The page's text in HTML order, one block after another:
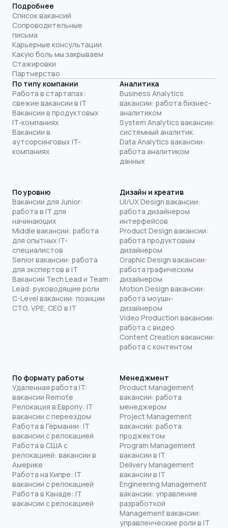
Подробнее
Список вакансий
Сопроводительные
письма
Карьерные консультации
Какую боль мы закрываем
Стажировки
Партнерство
По типу компании
Работа в стартапах:
свежие вакансии в IT
Вакансии в продуктовых
IT-компаниях
Вакансии в
аутсорсинговых IT-
компаниях
Аналитика
Business Analytics
вакансии: работа бизнес-
аналитиком
System Analytics вакансии:
системный аналитик
Data Analytics вакансии:
работа аналитиком
данных
По уровню
Вакансии для Junior:
работа в IT для
начинающих
Middle вакансии: работа
для опытных IT-
специалистов
Senior вакансии: работа
для экспертов в IT
Вакансии Tech Lead и Team
Lead: руководящие роли
C-Level вакансии: позиции
CTO, VPE, CEO в IT
Дизайн и креатив
UI/UX Design вакансии:
работа дизайнером
интерфейсов
Product Design вакансии:
работа продуктовым
дизайнером
Graphic Design вакансии:
работа графическим
дизайнером
Motion Design вакансии:
работа моушн-
дизайнером
Video Production вакансии:
работа с видео
Content Creation вакансии:
работа с контентом
По формату работы
Удаленная работа IT:
вакансии Remote
Релокация в Европу: IT
вакансии с переездом
Работа в Германии: IT
вакансии с релокацией
Работа в США с
релокацией: вакансии в
Америке
Работа на Кипре: IT
вакансии с релокацией
Работа в Канаде: IT
вакансии с релокацией
Менеджмент
Product Management
вакансии: работа
менеджером
Project Management
вакансии: работа
проджектом
Program Management
вакансии в IT
Delivery Management
вакансии в IT
Engineering Management
вакансии: управление
разработкой
Management вакансии:
управленческие роли в IT